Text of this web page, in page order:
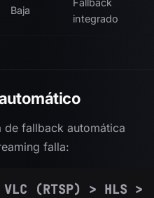
Baja
integrado
de fallback automática
falla:
VLC (RTSP) > HLS >